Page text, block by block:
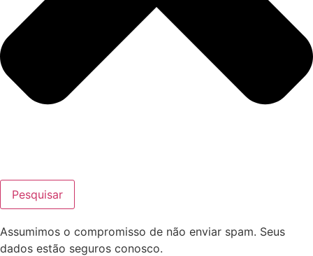
Pesquisar
Assumimos o compromisso de não enviar spam. Seus
dados estão seguros conosco.